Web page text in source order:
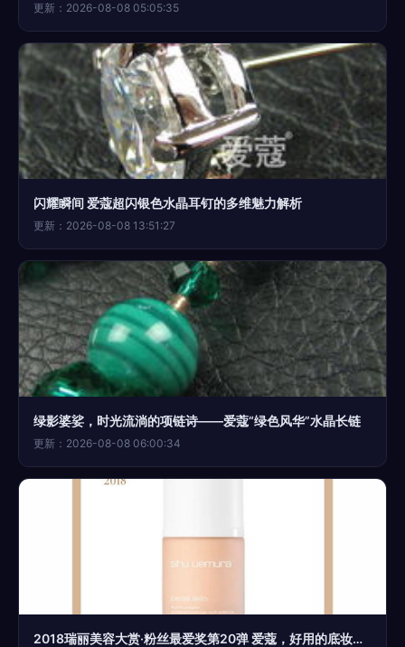
更新：2026-08-08 05:05:35
闪耀瞬间 爱蔻超闪银色水晶耳钉的多维魅力解析
更新：2026-08-08 13:51:27
绿影婆娑，时光流淌的项链诗——爱蔻“绿色风华”水晶长链
更新：2026-08-08 06:00:34
2018瑞丽美容大赏·粉丝最爱奖第20弹 爱蔻，好用的底妆给女生的安全感